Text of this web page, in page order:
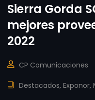
Sierra Gorda
mejores
2022
CP Comunicaciones
Destacados, Exponor,